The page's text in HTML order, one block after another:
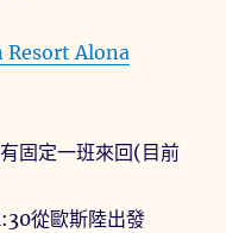
Resort Alona
固定一班來回(目前
從歐斯陸出發